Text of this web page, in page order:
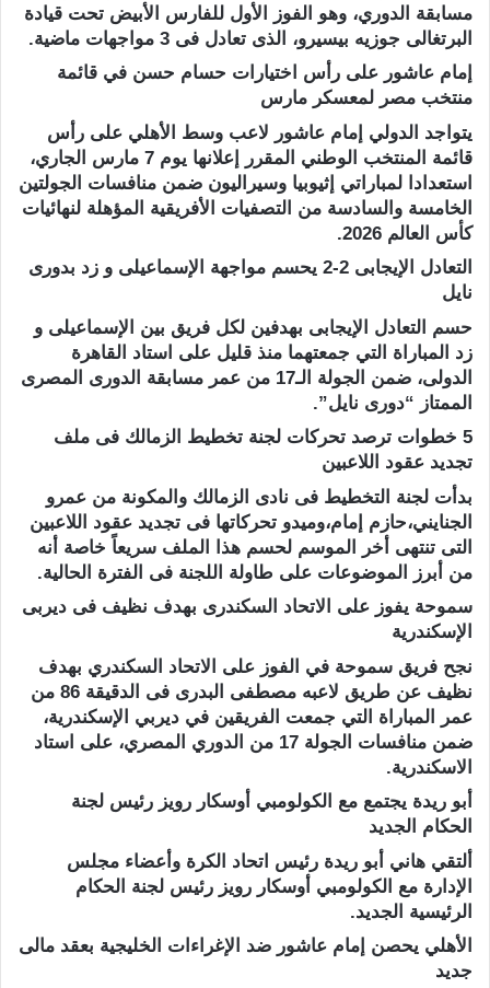
مسابقة الدوري، وهو الفوز الأول للفارس الأبيض تحت قيادة
البرتغالى جوزيه بيسيرو، الذى تعادل فى 3 مواجهات ماضية.
إمام عاشور على رأس اختيارات حسام حسن في قائمة
منتخب مصر لمعسكر مارس
يتواجد الدولي إمام عاشور لاعب وسط الأهلي على رأس
قائمة المنتخب الوطني المقرر إعلانها يوم 7 مارس الجاري،
استعدادا لمباراتي إثيوبيا وسيراليون ضمن منافسات الجولتين
الخامسة والسادسة من التصفيات الأفريقية المؤهلة لنهائيات
كأس العالم 2026.
التعادل الإيجابى 2-2 يحسم مواجهة الإسماعيلى و زد بدورى
نايل
حسم التعادل الإيجابى بهدفين لكل فريق بين الإسماعيلى و
زد المباراة التي جمعتهما منذ قليل على استاد القاهرة
الدولى، ضمن الجولة الـ17 من عمر مسابقة الدورى المصرى
الممتاز “دورى نايل”.
5 خطوات ترصد تحركات لجنة تخطيط الزمالك فى ملف
تجديد عقود اللاعبين
بدأت لجنة التخطيط فى نادى الزمالك والمكونة من عمرو
الجنايني،حازم إمام،وميدو تحركاتها فى تجديد عقود اللاعبين
التى تنتهى أخر الموسم لحسم هذا الملف سريعاً خاصة أنه
من أبرز الموضوعات على طاولة اللجنة فى الفترة الحالية.
سموحة يفوز على الاتحاد السكندرى بهدف نظيف فى ديربى
الإسكندرية
نجح فريق سموحة في الفوز على الاتحاد السكندري بهدف
نظيف عن طريق لاعبه مصطفى البدرى فى الدقيقة 86 من
عمر المباراة التي جمعت الفريقين في ديربي الإسكندرية،
ضمن منافسات الجولة 17 من الدوري المصري، على استاد
الاسكندرية.
أبو ريدة يجتمع مع الكولومبي أوسكار رويز رئيس لجنة
الحكام الجديد
ألتقي هاني أبو ريدة رئيس اتحاد الكرة وأعضاء مجلس
الإدارة مع الكولومبي أوسكار رويز رئيس لجنة الحكام
الرئيسية الجديد.
الأهلي يحصن إمام عاشور ضد الإغراءات الخليجية بعقد مالى
جديد